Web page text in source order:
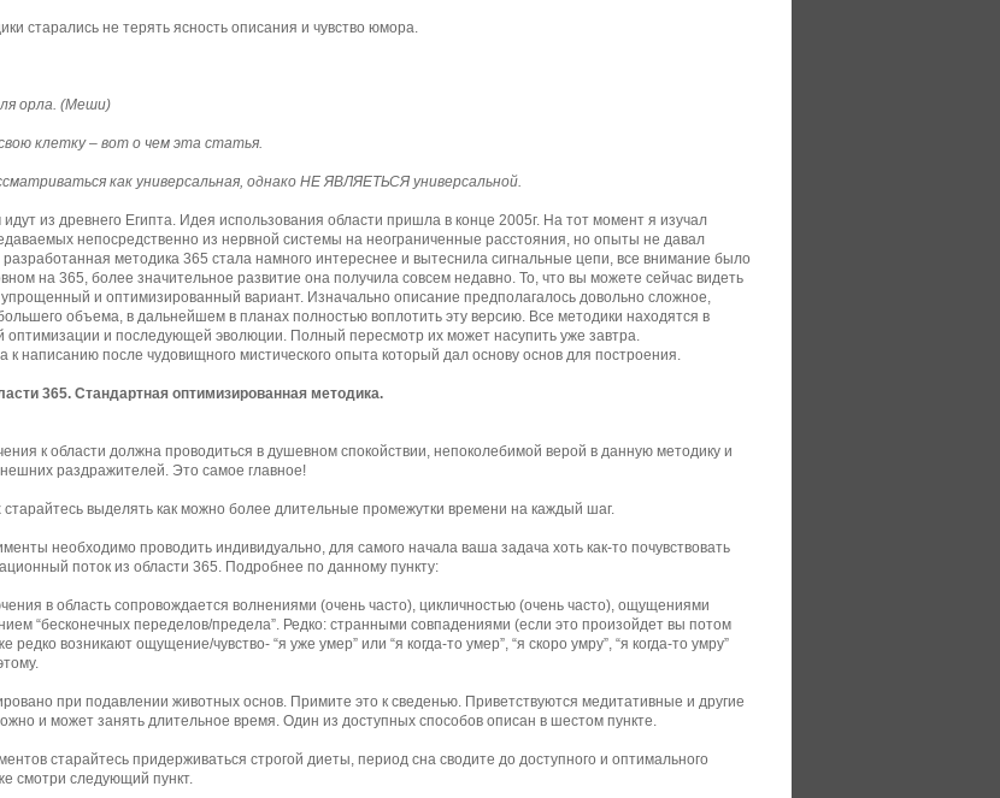
старались не терять ясность описания и чувство юмора.
орла. (Меши)
клетку – вот о чем эта статья.
как универсальная, однако НЕ ЯВЛЯЕТЬСЯ универсальной.
из древнего Египта. Идея использования области пришла в конце 2005г. На тот момент я изучал
непосредственно из нервной системы на неограниченные расстояния, но опыты не давал
методика 365 стала намного интереснее и вытеснила сигнальные цепи, все внимание было
на 365, более значительное развитие она получила совсем недавно. То, что вы можете сейчас видеть
упрощенный и оптимизированный вариант. Изначально описание предполагалось довольно сложное,
объема, в дальнейшем в планах полностью воплотить эту версию. Все методики находятся в
оптимизации и последующей эволюции. Полный пересмотр их может насупить уже завтра.
к написанию после чудовищного мистического опыта который дал основу основ для построения.
365. Стандартная оптимизированная методика.
к области должна проводиться в душевном спокойствии, непоколебимой верой в данную методику и
раздражителей. Это самое главное!
выделять как можно более длительные промежутки времени на каждый шаг.
необходимо проводить индивидуально, для самого начала ваша задача хоть как-то почувствовать
поток из области 365. Подробнее по данному пункту:
в область сопровождается волнениями (очень часто), цикличностью (очень часто), ощущениями
“бесконечных переделов/предела”. Редко: странными совпадениями (если это произойдет вы потом
редко возникают ощущение/чувство- “я уже умер” или “я когда-то умер”, “я скоро умру”, “я когда-то умру”
при подавлении животных основ. Примите это к сведенью. Приветствуются медитативные и другие
и может занять длительное время. Один из доступных способов описан в шестом пункте.
старайтесь придерживаться строгой диеты, период сна сводите до доступного и оптимального
смотри следующий пункт.